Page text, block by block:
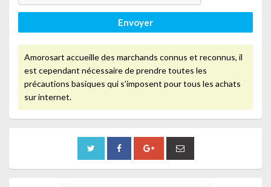
Envoyer
Amorosart accueille des marchands connus et reconnus, il
est cependant nécessaire de prendre toutes les
précautions basiques qui s’imposent pour tous les achats
sur internet.